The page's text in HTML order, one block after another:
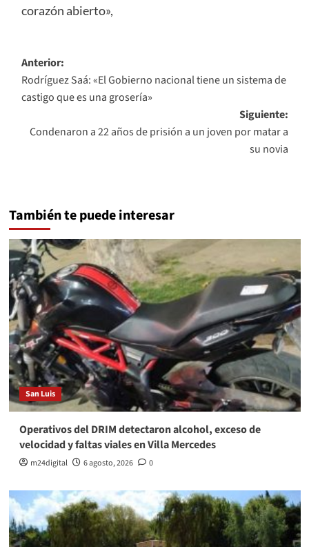
corazón abierto»,
Navegación
de
entradas
Anterior:
Rodríguez Saá: «El Gobierno nacional tiene un sistema de
castigo que es una grosería»
Siguiente:
Condenaron a 22 años de prisión a un joven por matar a
su novia
También te puede interesar
San Luis
Operativos del DRIM detectaron alcohol, exceso de
velocidad y faltas viales en Villa Mercedes
m24digital 6 agosto, 2026 0